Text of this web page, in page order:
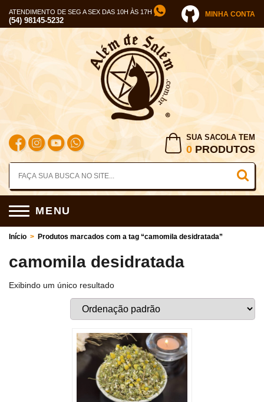
ATENDIMENTO DE SEG A SEX DAS 10H ÀS 17H
(54) 98145-5232
MINHA CONTA
SUA SACOLA TEM
0 PRODUTOS
MENU
Início > Produtos marcados com a tag “camomila desidratada”
camomila desidratada
Exibindo um único resultado